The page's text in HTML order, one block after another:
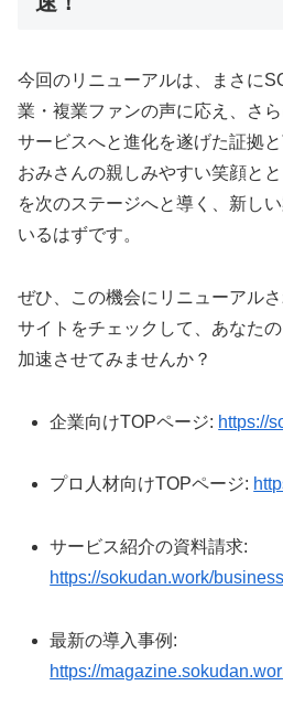
今回のリニューアルは、まさに
業・複業ファンの声に応え、さ
サービスへと進化を遂げた証拠
おみさんの親しみやすい笑顔と
を次のステージへと導く、新し
いるはずです。
ぜひ、この機会にリニューアル
サイトをチェックして、あなた
加速させてみませんか？
企業向けTOPページ: https://
プロ人材向けTOPページ:
サービス紹介の資料請求:
https://sokudan.work/
最新の導入事例:
https://